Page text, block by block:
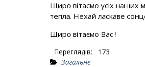
Щиро вітаємо усіх наших
тепла. Нехай ласкаве
Щиро вітаємо Вас !
Переглядів:
173
Загальне